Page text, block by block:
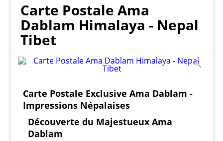
Carte Postale Ama
Dablam Himalaya - Nepal
Tibet
Carte Postale Exclusive Ama Dablam -
Impressions Népalaises
Découverte du Majestueux Ama
Dablam